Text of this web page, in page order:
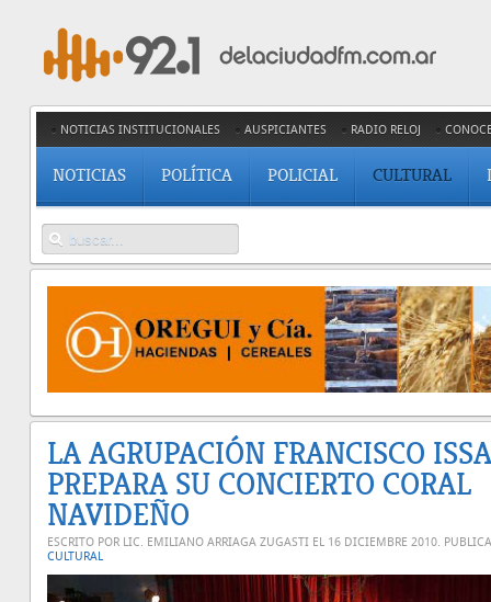
NOTICIAS INSTITUCIONALES AUSPICIANTES RADIO RELOJ
NOTICIAS POLÍTICA POLICIAL CULTURAL
LA AGRUPACIÓN FRANCISCO
PREPARA SU CONCIERTO CORAL
NAVIDEÑO
ESCRITO POR LIC. EMILIANO ARRIAGA ZUGASTI EL 16 DICIEMBRE 2010.
CULTURAL